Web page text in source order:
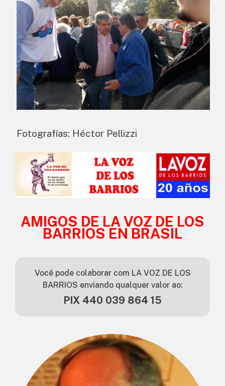
Fotografías: Héctor Pellizzi
AMIGOS DE LA VOZ DE LOS
BARRIOS EN BRASIL
Você pode colaborar com LA VOZ DE LOS
BARRIOS enviando qualquer valor ao:
PIX 440 039 864 15